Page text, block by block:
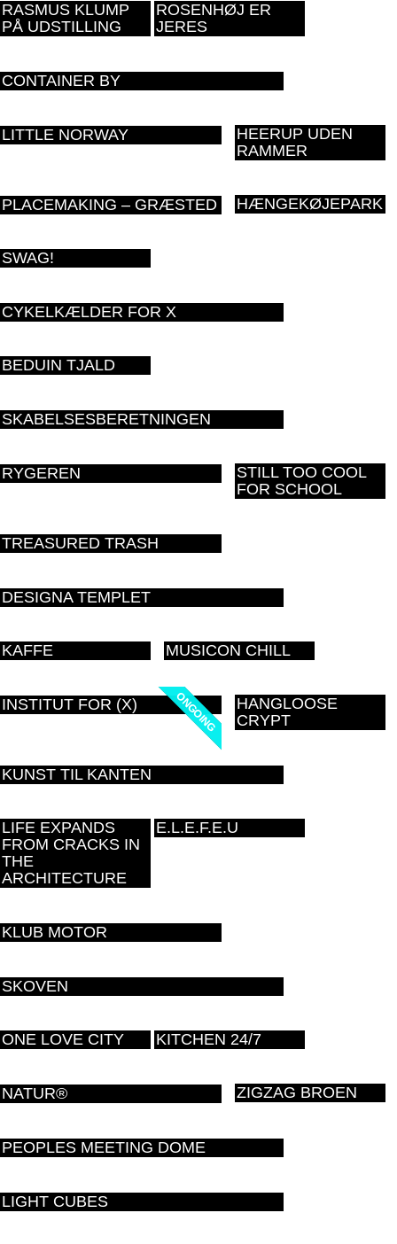
RASMUS KLUMP
PÅ UDSTILLING
ROSENHØJ ER
JERES
CONTAINER BY
LITTLE NORWAY
HEERUP UDEN
RAMMER
PLACEMAKING – GRÆSTED HÆNGEKØJEPARK
SWAG!
CYKELKÆLDER FOR X
BEDUIN TJALD
SKABELSESBERETNINGEN
RYGEREN
STILL TOO COOL
FOR SCHOOL
TREASURED TRASH
DESIGNA TEMPLET
KAFFE MUSICON CHILL
ONGOING
ONGOING
INSTITUT FOR (X)
HANGLOOSE
CRYPT
KUNST TIL KANTEN
LIFE EXPANDS
FROM CRACKS IN
THE
ARCHITECTURE
E.L.E.F.E.U
KLUB MOTOR
SKOVEN
ONE LOVE CITY KITCHEN 24/7
NATUR® ZIGZAG BROEN
PEOPLES MEETING DOME
LIGHT CUBES